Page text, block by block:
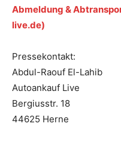
Abmeldung &
live.de)
Pressekontakt:
Abdul-Raouf El-Lahib
Autoankauf Live
Bergiusstr. 18
44625 Herne